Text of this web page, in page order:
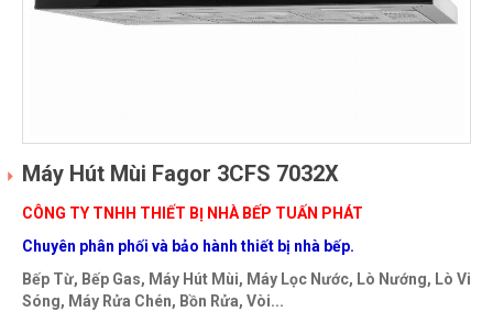
Máy Hút Mùi Fagor 3CFS 7032X
CÔNG TY TNHH THIẾT BỊ NHÀ BẾP TUẤN PHÁT
Chuyên phân phối và bảo hành thiết bị nhà bếp.
Bếp Từ, Bếp Gas, Máy Hút Mùi, Máy Lọc Nước, Lò Nướng, Lò Vi
Sóng, Máy Rửa Chén, Bồn Rửa, Vòi...